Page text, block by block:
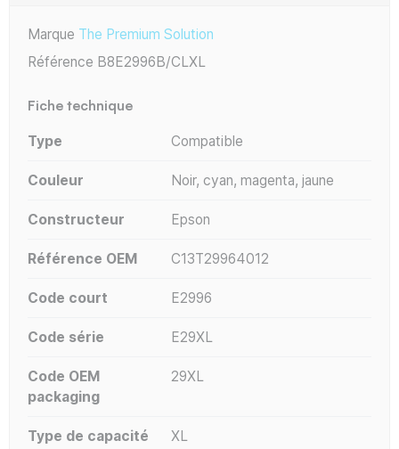
Marque The Premium Solution
Référence B8E2996B/CLXL
Fiche technique
Type Compatible
Couleur Noir, cyan, magenta, jaune
Constructeur Epson
Référence OEM C13T29964012
Code court E2996
Code série E29XL
Code OEM
packaging
29XL
Type de capacité XL